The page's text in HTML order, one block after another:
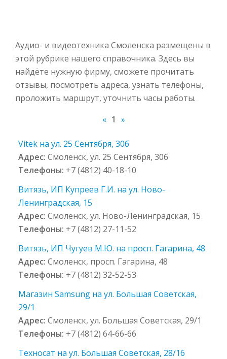
Аудио- и видеотехника Смоленска размещены в
этой рубрике нашего справочника. Здесь вы
найдёте нужную фирму, сможете прочитать
отзывы, посмотреть адреса, узнать телефоны,
проложить маршрут, уточнить часы работы.
« 1 »
Vitek на ул. 25 Сентября, 30б
Адрес:Смоленск, ул. 25 Сентября, 30б
Телефоны: +7 (4812) 40-18-10
Витязь, ИП Купреев Г.И. на ул. Ново-
Ленинградская, 15
Адрес:Смоленск, ул. Ново-Ленинградская, 15
Телефоны: +7 (4812) 27-11-52
Витязь, ИП Чугуев М.Ю. на просп. Гагарина, 48
Адрес:Смоленск, просп. Гагарина, 48
Телефоны: +7 (4812) 32-52-53
Магазин Samsung на ул. Большая Советская,
29/1
Адрес:Смоленск, ул. Большая Советская, 29/1
Телефоны: +7 (4812) 64-66-66
Техносат на ул. Большая Советская, 28/16